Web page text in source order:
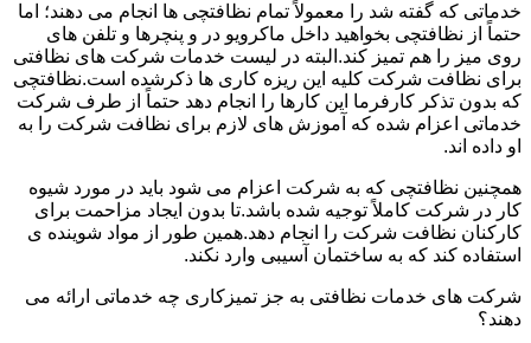
خدماتی که گفته شد را معمولاً تمام نظافتچی ها انجام می دهند؛ اما
حتماً از نظافتچی بخواهید داخل ماکرویو در و پنچرها و تلفن های
روی میز را هم تمیز کند.البته در لیست خدمات شرکت های نظافتی
برای نظافت شرکت کلیه این ریزه کاری ها ذکرشده است.نظافتچی
که بدون تذکر کارفرما این کارها را انجام دهد حتماً از طرف شرکت
خدماتی اعزام شده که آموزش های لازم برای نظافت شرکت را به
او داده اند.
همچنین نظافتچی که به شرکت اعزام می شود باید در مورد شیوه
کار در شرکت کاملاً توجیه شده باشد.تا بدون ایجاد مزاحمت برای
کارکنان نظافت شرکت را انجام دهد.همین طور از مواد شوینده ی
استفاده کند که به ساختمان آسیبی وارد نکند.
شرکت های خدمات نظافتی به جز تمیزکاری چه خدماتی ارائه می
دهند؟